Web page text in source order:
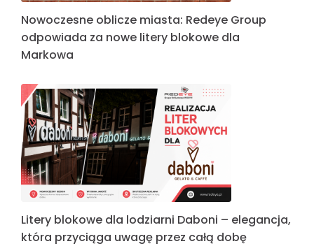
Nowoczesne oblicze miasta: Redeye Group
odpowiada za nowe litery blokowe dla
Markowa
Litery blokowe dla lodziarni Daboni – elegancja,
która przyciąga uwagę przez całą dobę